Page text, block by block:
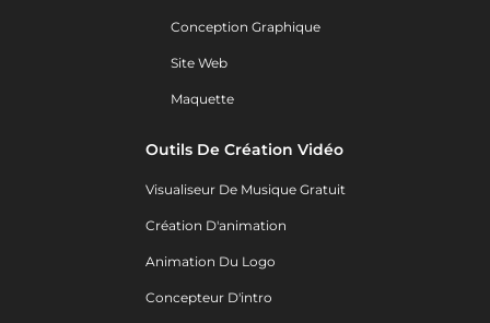
Conception Graphique
Site Web
Maquette
Outils De Création Vidéo
Visualiseur De Musique Gratuit
Création D'animation
Animation Du Logo
Concepteur D'intro